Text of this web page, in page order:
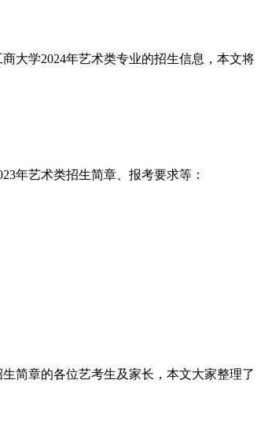
大学2024年艺术类专业的招生信息，本文将
年艺术类招生简章、报考要求等：
简章的各位艺考生及家长，本文大家整理了